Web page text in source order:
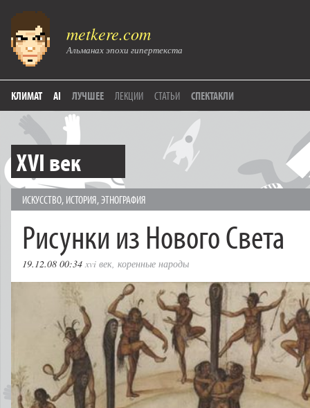
metkere.com
Альманах эпохи гипертекста
КЛИМАТ AI ЛУЧШЕЕ ЛЕКЦИИ СТАТЬИ СПЕКТАКЛИ
XVI век
ИСКУССТВО, ИСТОРИЯ,ЭТНОГРАФИЯ
Рисунки из Нового Света
19.12.08 00:34 xvi век, коренные народы